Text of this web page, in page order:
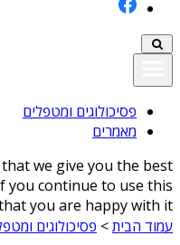
פסיכולוגים ומטפלים
מאמרים
we give you the best
you continue to use this
you are happy with it
עמוד הבית> פסיכולוגים